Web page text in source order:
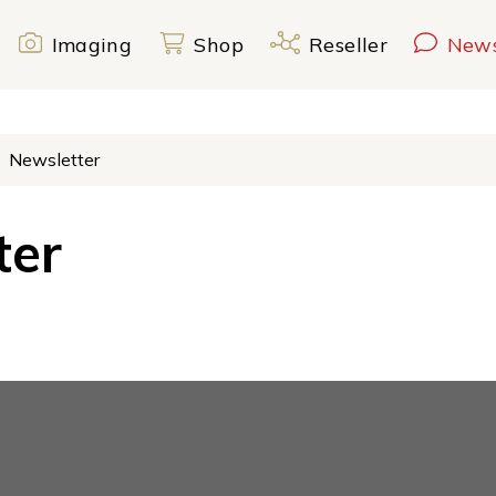
Imaging Shop Reseller
Newsletter